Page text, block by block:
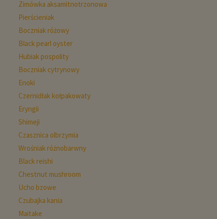
Zimówka aksamitnotrzonowa
Pierścieniak
Boczniak różowy
Black pearl oyster
Hubiak pospolity
Boczniak cytrynowy
Enoki
Czernidłak kołpakowaty
Eryngii
Shimeji
Czasznica olbrzymia
Wrośniak różnobarwny
Black reishi
Chestnut mushroom
Ucho bzowe
Czubajka kania
Maitake